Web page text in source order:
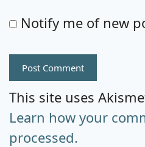
Notify me of new
This site uses
Learn how your
processed.